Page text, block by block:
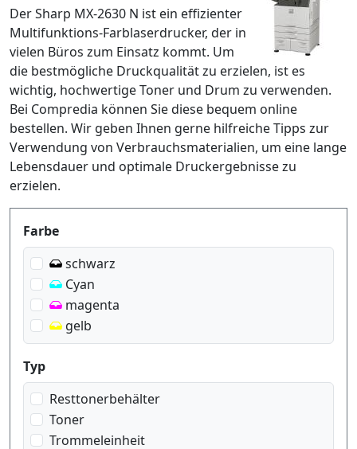
Der Sharp MX-2630 N ist ein effizienter
Multifunktions-Farblaserdrucker, der in
vielen Büros zum Einsatz kommt. Um
die bestmögliche Druckqualität zu erzielen, ist es
wichtig, hochwertige Toner und Drum zu verwenden.
Bei Compredia können Sie diese bequem online
bestellen. Wir geben Ihnen gerne hilfreiche Tipps zur
Verwendung von Verbrauchsmaterialien, um eine lange
Lebensdauer und optimale Druckergebnisse zu
erzielen.
Produktfilter
Farbe
schwarz
Cyan
magenta
gelb
Typ
Resttonerbehälter
Toner
Trommeleinheit